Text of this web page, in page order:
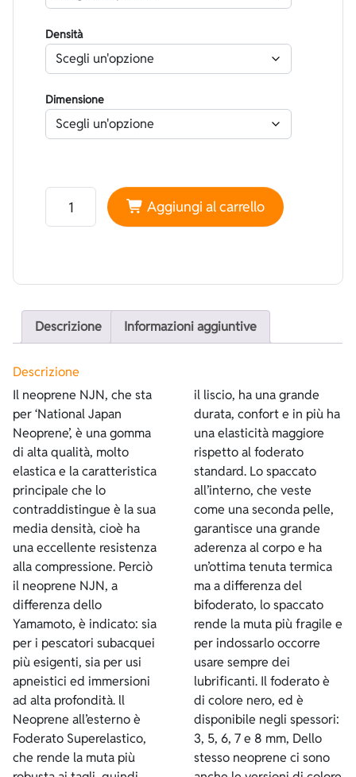
Densità
Dimensione
Neoprene NJN Foderato Superstretch Nero -
Aggiungi al carrello
Descrizione Informazioni aggiuntive
Descrizione
Il neoprene NJN, che sta
per ‘National Japan
Neoprene’, è una gomma
di alta qualità, molto
elastica e la caratteristica
principale che lo
contraddistingue è la sua
media densità, cioè ha
una eccellente resistenza
alla compressione. Perciò
il neoprene NJN, a
differenza dello
Yamamoto, è indicato: sia
per i pescatori subacquei
più esigenti, sia per usi
apneistici ed immersioni
ad alta profondità. ll
Neoprene all’esterno è
Foderato Superelastico,
che rende la muta più
il liscio, ha una grande
durata, confort e in più ha
una elasticità maggiore
rispetto al foderato
standard. Lo spaccato
all’interno, che veste
come una seconda pelle,
garantisce una grande
aderenza al corpo e ha
un’ottima tenuta termica
ma a differenza del
bifoderato, lo spaccato
rende la muta più fragile e
per indossarlo occorre
usare sempre dei
lubrificanti. Il foderato è
di colore nero, ed è
disponibile negli spessori:
3, 5, 6, 7 e 8 mm, Dello
stesso neoprene ci sono